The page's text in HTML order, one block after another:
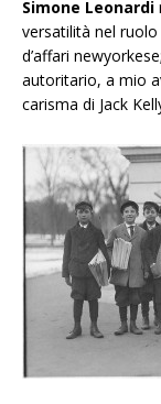
Simone Leonardi
versatilità nel
d’affari
autoritario, a mio
carisma di Jack